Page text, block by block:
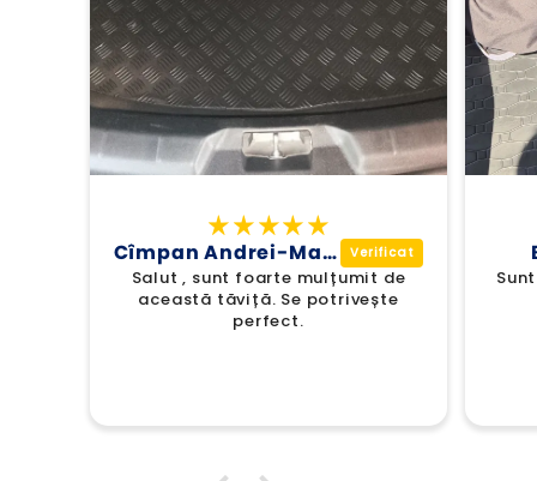
Cîmpan Andrei-Marcel
Salut , sunt foarte mulțumit de
această tăviță. Se potrivește
perfect.